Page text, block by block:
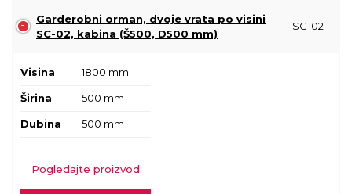
Garderobni orman, dvoje vrata po visini
SC-02, kabina (Š500, D500 mm)
SC-02
Visina 1800 mm
Širina 500 mm
Dubina 500 mm
Pogledajte proizvod